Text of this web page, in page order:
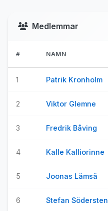
Medlemmar
# NAMN
1 Patrik Kronholm
2 Viktor Glemne
3 Fredrik Båving
4 Kalle Kalliorinne
5 Joonas Lämsä
6 Stefan Södersten